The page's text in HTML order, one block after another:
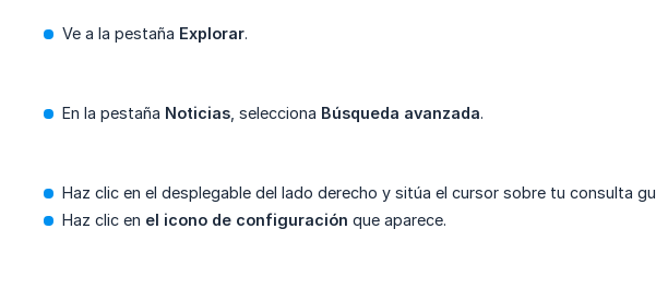
Ve a la pestaña Explorar.
En la pestaña Noticias , selecciona Búsqueda avanzada.
Haz clic en el desplegable del lado derecho y sitúa el cursor sobre tu consulta
Haz clic en el icono de configuración que aparece.